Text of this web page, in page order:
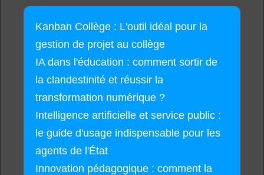
Kanban Collège : L'outil idéal pour la
gestion de projet au collège
IA dans l'éducation : comment sortir de
la clandestinité et réussir la
transformation numérique ?
Intelligence artificielle et service public :
le guide d'usage indispensable pour les
agents de l'État
Innovation pédagogique : comment la